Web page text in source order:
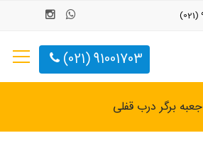
91001703 (021)
جعبه برگر درب قفلی